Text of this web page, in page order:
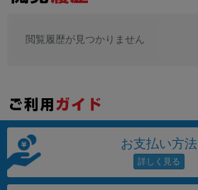
閲覧履歴が見つかりません
お支払い方法